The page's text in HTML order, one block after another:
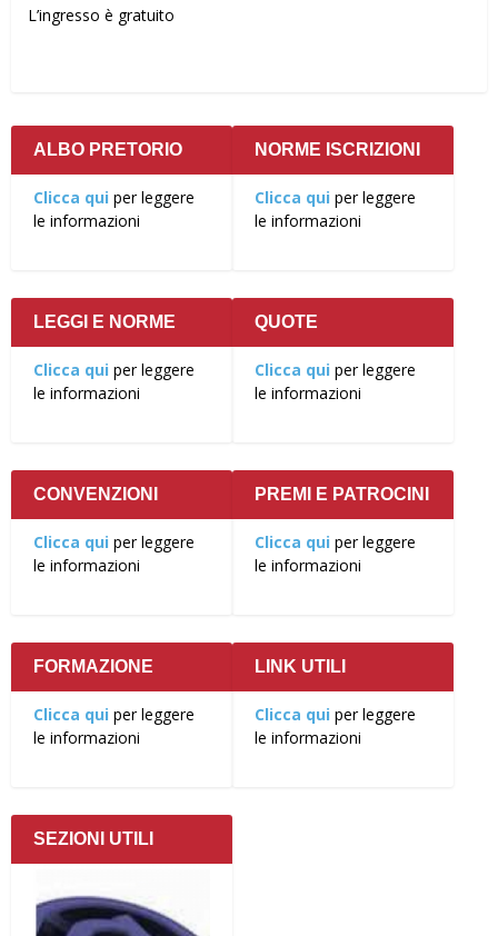
L’ingresso è gratuito
ALBO PRETORIO
Clicca qui per leggere
le informazioni
NORME ISCRIZIONI
Clicca qui per leggere
le informazioni
LEGGI E NORME
Clicca qui per leggere
le informazioni
QUOTE
Clicca qui per leggere
le informazioni
CONVENZIONI
Clicca qui per leggere
le informazioni
PREMI E PATROCINI
Clicca qui per leggere
le informazioni
FORMAZIONE
Clicca qui per leggere
le informazioni
LINK UTILI
Clicca qui per leggere
le informazioni
SEZIONI UTILI